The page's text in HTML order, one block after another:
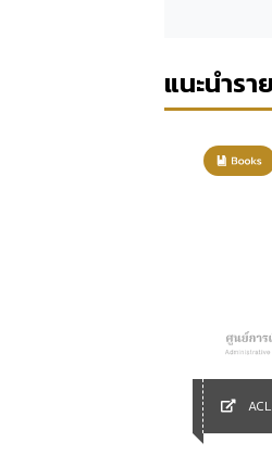
แนะนำร